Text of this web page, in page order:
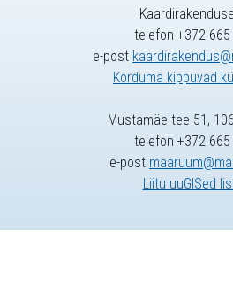
telefon +372 665
e-post
Korduma kippuvad
Mustamäe tee 51,
telefon +372 665
e-post
Liitu uuGISed